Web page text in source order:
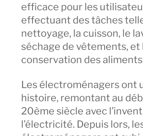
efficace pour les
effectuant des tâches
nettoyage, la cuisson, le
séchage de vêtements, et
conservation des
Les électroménagers ont
histoire, remontant au
20ème siècle avec
l’électricité. Depuis lors,